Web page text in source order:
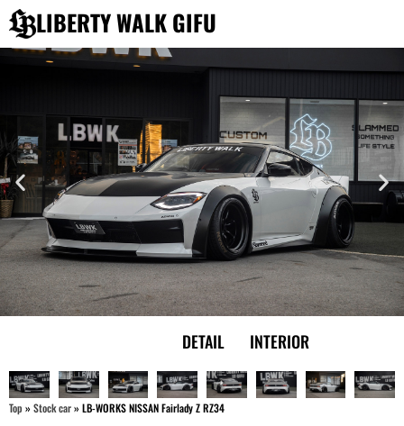
容
を
LIBERTY WALK GIFU
DETAIL INTERIOR
Top »Stock car»LB-WORKS NISSAN Fairlady Z RZ34